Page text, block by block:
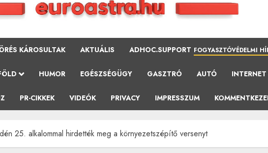
KÁROSULTAK AKTUÁLIS ADHOC.SUPPORT FOGYASZTÓVÉDELMI
HUMOR EGÉSZSÉGÜGY GASZTRÓ AUTÓ INTERNET
PR-CIKKEK VIDEÓK PRIVACY IMPRESSZUM
25. alkalommal hirdették meg a környezetszépítő versenyt